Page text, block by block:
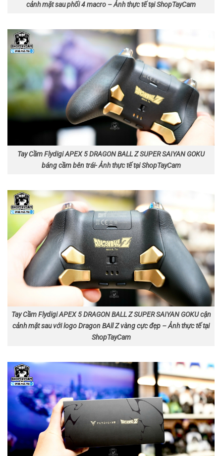
cảnh mặt sau phối 4 macro – Ảnh thực tế tại ShopTayCam
Tay Cầm Flydigi APEX 5 DRAGON BALL Z SUPER SAIYAN GOKU
báng cầm bên trái- Ảnh thực tế tại ShopTayCam
Tay Cầm Flydigi APEX 5 DRAGON BALL Z SUPER SAIYAN GOKU cận
cảnh mặt sau với logo Dragon BAll Z vàng cực đẹp – Ảnh thực tế tại
ShopTayCam